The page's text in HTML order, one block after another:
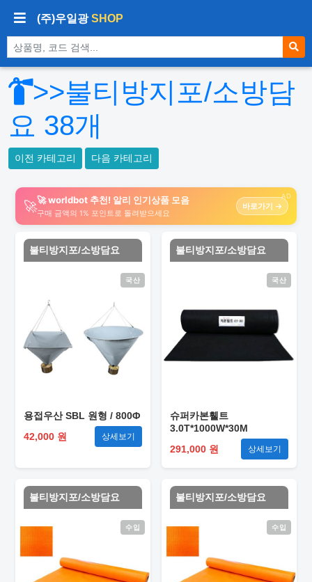
(주)우일광SHOP
상품 검색
>>불티방지포/소방담
요 38개
이전 카테고리 다음 카테고리
AD
🚀🚀 worldbot 추천! 알리 인기상품 모음
구매 금액의 1% 포인트로 돌려받으세요
바로가기 →
불티방지포/소방담요
국산
용접우산 SBL 원형 / 800Φ
42,000 원
상세보기
불티방지포/소방담요
국산
슈퍼카본휄트
3.0T*1000W*30M
291,000 원
상세보기
불티방지포/소방담요
수입
불티방지포/소방담요
수입